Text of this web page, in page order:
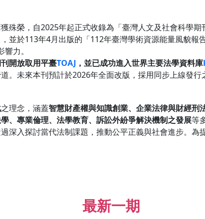
殊榮，自2025年起正式收錄為「臺灣人文及社會科學
，並於113年4月出版的「112年臺灣學術資源能量風貌報
力。
開放取用平臺TOAJ ，並已成功進入世界主要法學資料庫
。未來本刊預計於2026年全面改版，採用同步上線發行
之理念，涵蓋智慧財產權與知識創業、企業法律與財經刑
、專業倫理、法學教育、訴訟外紛爭解決機制之發展等
深入探討當代法制課題，推動公平正義與社會進步。為
最新一期